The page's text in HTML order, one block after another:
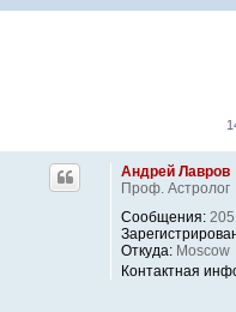
Андрей Лавров
Проф. Астролог
Сообщения:
Откуда:Moscow
Контактная